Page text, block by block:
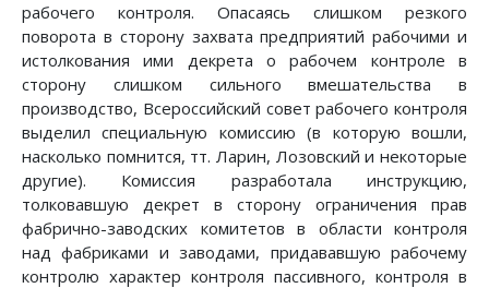
рабочего контроля. Опасаясь слишком резкого
поворота в сторону захвата предприятий рабочими и
истолкования ими декрета о рабочем контроле в
сторону слишком сильного вмешательства в
производство, Всероссийский совет рабочего контроля
выделил специальную комиссию (в которую вошли,
насколько помнится, тт. Ларин, Лозовский и некоторые
другие). Комиссия разработала инструкцию,
толковавшую декрет в сторону ограничения прав
фабрично-заводских комитетов в области контроля
над фабриками и заводами, придававшую рабочему
контролю характер контроля пассивного, контроля в